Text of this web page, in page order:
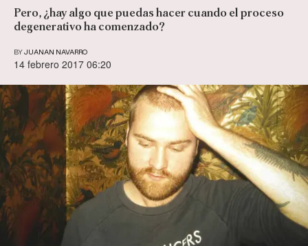
Pero, ¿hay algo que puedas hacer cuando el proceso
degenerativo ha comenzado?
BY JUANAN NAVARRO
14 febrero 2017 06:20